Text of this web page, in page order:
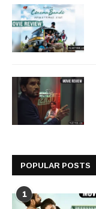
POPULAR POSTS
1